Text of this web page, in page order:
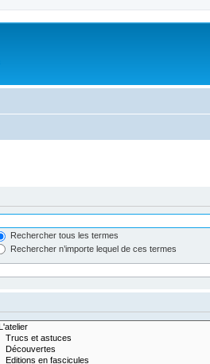
Rechercher tous les termes
Rechercher n’importe lequel de ces termes